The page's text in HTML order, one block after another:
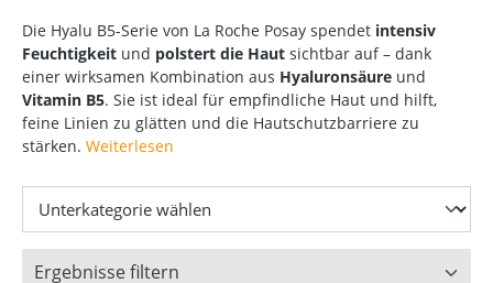
Die Hyalu B5-Serie von La Roche Posay spendet intensiv
Feuchtigkeit und polstert die Haut sichtbar auf – dank
einer wirksamen Kombination aus Hyaluronsäure und
Vitamin B5. Sie ist ideal für empfindliche Haut und hilft,
feine Linien zu glätten und die Hautschutzbarriere zu
stärken. Weiterlesen
Ergebnisse filtern